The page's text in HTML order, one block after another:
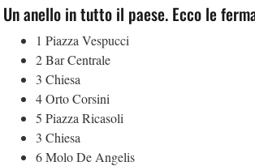
Un anello in tutto il paese. Ecco le
1 Piazza Vespucci
2 Bar Centrale
3 Chiesa
4 Orto Corsini
5 Piazza Ricasoli
3 Chiesa
6 Molo De Angelis